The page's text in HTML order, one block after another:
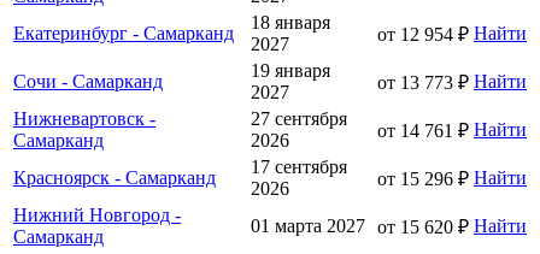
Екатеринбург - Самарканд
18 января
2027
от 12 954 ₽ Найти
Сочи - Самарканд
19 января
2027
от 13 773 ₽ Найти
Нижневартовск -
Самарканд
27 сентября
2026
от 14 761 ₽ Найти
Красноярск - Самарканд
17 сентября
2026
от 15 296 ₽ Найти
Нижний Новгород -
Самарканд
01 марта 2027 от 15 620 ₽ Найти